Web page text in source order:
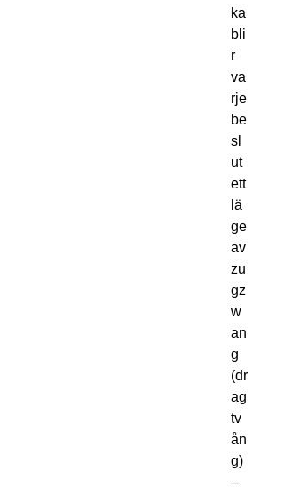
ka
bli
r
va
rje
be
sl
ut
ett
lä
ge
av
zu
gz
w
an
g
(dr
ag
tv
ån
g)
–